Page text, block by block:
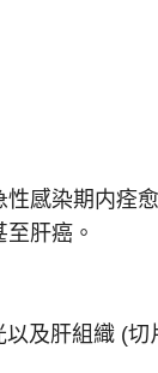
感染期内痊
肝癌。
及肝組織 (